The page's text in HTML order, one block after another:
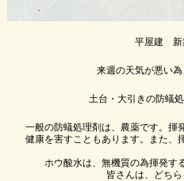
平屋建 新
来週の天気が悪い為
土台・大引きの防蟻
一般の防蟻処理剤は、農薬です。揮
健康を害すこともあります。また、
ホウ酸水は、無機質の為揮発す
皆さんは、どち